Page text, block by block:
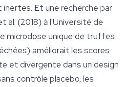
Et une recherche par
al. (2018) à l'Université de
microdose unique de truffes
améliorait les scores
et divergente dans un design
contrôle placebo, les